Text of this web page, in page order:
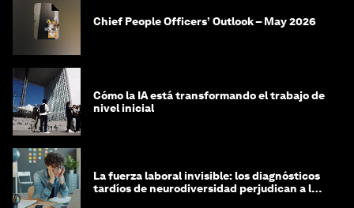
Chief People Officers’ Outlook – May 2026
Cómo la IA está transformando el trabajo de
nivel inicial
La fuerza laboral invisible: los diagnósticos
tardíos de neurodiversidad perjudican a las